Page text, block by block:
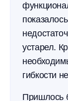
устарел.
гибкости
Пришлось